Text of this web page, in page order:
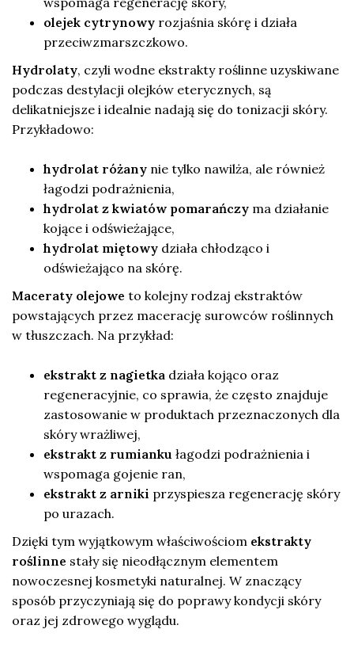
olejek cytrynowy rozjaśnia skórę i działa
przeciwzmarszczkowo.
Hydrolaty, czyli wodne ekstrakty roślinne uzyskiwane
podczas destylacji olejków eterycznych, są
delikatniejsze i idealnie nadają się do tonizacji skóry.
Przykładowo:
hydrolat różany nie tylko nawilża, ale również
łagodzi podrażnienia,
hydrolat z kwiatów pomarańczy ma działanie
kojące i odświeżające,
hydrolat miętowy działa chłodząco i
odświeżająco na skórę.
Maceraty olejowe to kolejny rodzaj ekstraktów
powstających przez macerację surowców roślinnych
w tłuszczach. Na przykład:
ekstrakt z nagietka działa kojąco oraz
regeneracyjnie, co sprawia, że często znajduje
zastosowanie w produktach przeznaczonych dla
skóry wrażliwej,
ekstrakt z rumianku łagodzi podrażnienia i
wspomaga gojenie ran,
ekstrakt z arniki przyspiesza regenerację skóry
po urazach.
Dzięki tym wyjątkowym właściwościom ekstrakty
roślinne stały się nieodłącznym elementem
nowoczesnej kosmetyki naturalnej. W znaczący
sposób przyczyniają się do poprawy kondycji skóry
oraz jej zdrowego wyglądu.